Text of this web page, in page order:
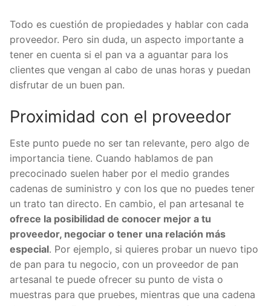
Todo es cuestión de propiedades y hablar con cada
proveedor. Pero sin duda, un aspecto importante a
tener en cuenta si el pan va a aguantar para los
clientes que vengan al cabo de unas horas y puedan
disfrutar de un buen pan.
Proximidad con el proveedor
Este punto puede no ser tan relevante, pero algo de
importancia tiene. Cuando hablamos de pan
precocinado suelen haber por el medio grandes
cadenas de suministro y con los que no puedes tener
un trato tan directo. En cambio, el pan artesanal te
ofrece la posibilidad de conocer mejor a tu
proveedor, negociar o tener una relación más
especial. Por ejemplo, si quieres probar un nuevo tipo
de pan para tu negocio, con un proveedor de pan
artesanal te puede ofrecer su punto de vista o
muestras para que pruebes, mientras que una cadena